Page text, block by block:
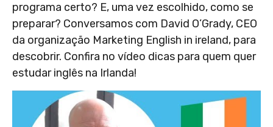
programa certo? E, uma vez escolhido, como se
preparar? Conversamos com David O’Grady, CEO
da organização Marketing English in ireland, para
descobrir. Confira no vídeo dicas para quem quer
estudar inglês na Irlanda!